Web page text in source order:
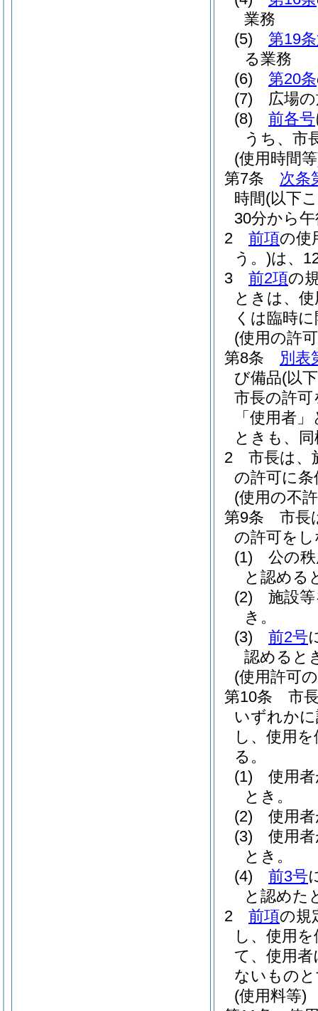
業務
(5)
第19
る業務
(6)
第20条
(7)
広場
(8)
前各号
うち、市
(使用時間
第7条
次条
時間(以下
30分から
2
前項の使
う。)は、
3
前2項の
ときは、
くは臨時
(使用の許
第8条
別表
び備品(以
市長の許
「使用者
ときも、
2
市長は、
の許可に
(使用の不
第9条
市長
の許可を
(1)
公の
と認める
(2)
施設
き。
(3)
前2号
認めると
(使用許可
第10条
市
いずれか
し、使用
る。
(1)
使用
とき。
(2)
使用
(3)
使用
とき。
(4)
前3号
と認めた
2
前項の規
し、使用
て、使用
ないもの
(使用料等)